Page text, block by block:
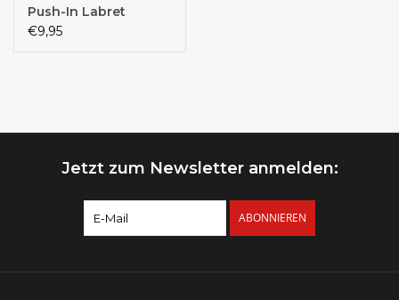
Push-In Labret
€9,95
Jetzt zum Newsletter anmelden:
ABONNIEREN